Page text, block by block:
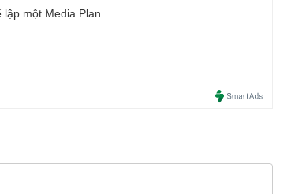
một Media Plan.